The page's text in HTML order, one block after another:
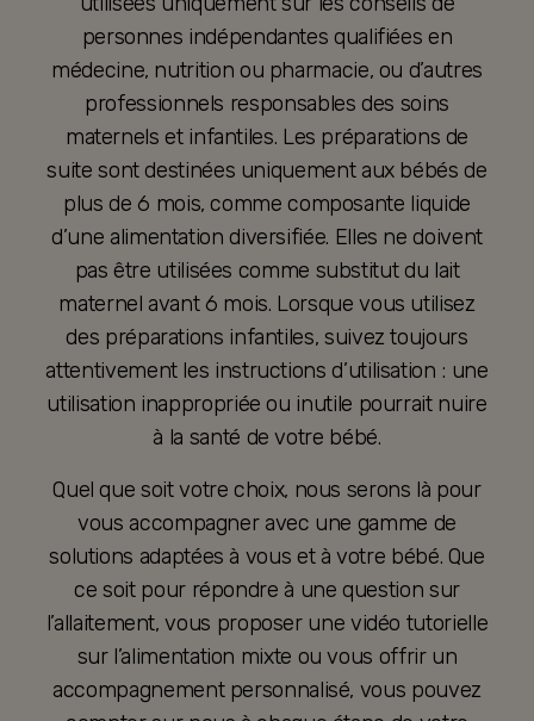
personnes indépendantes qualifiées en
médecine, nutrition ou pharmacie, ou d’autres
professionnels responsables des soins
maternels et infantiles. Les préparations de
suite sont destinées uniquement aux bébés de
plus de 6 mois, comme composante liquide
d’une alimentation diversifiée. Elles ne doivent
pas être utilisées comme substitut du lait
maternel avant 6 mois. Lorsque vous utilisez
des préparations infantiles, suivez toujours
attentivement les instructions d’utilisation : une
utilisation inappropriée ou inutile pourrait nuire
à la santé de votre bébé.
Quel que soit votre choix, nous serons là pour
vous accompagner avec une gamme de
solutions adaptées à vous et à votre bébé. Que
ce soit pour répondre à une question sur
l’allaitement, vous proposer une vidéo tutorielle
sur l’alimentation mixte ou vous offrir un
accompagnement personnalisé, vous pouvez